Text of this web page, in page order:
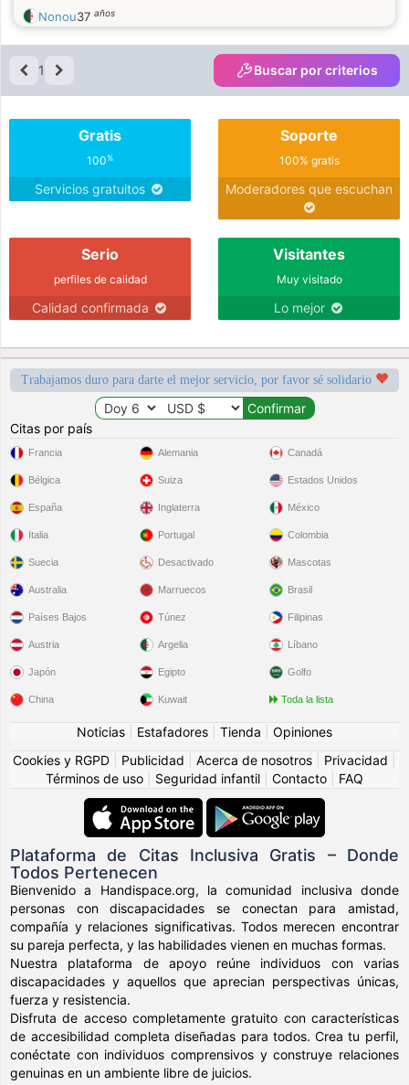
Nonou37 años
1 Buscar por criterios
Gratis
100%
Servicios gratuitos
Soporte
100% gratis
Moderadores que escuchan
Serio
perfiles de calidad
Calidad confirmada
Visitantes
Muy visitado
Lo mejor
Trabajamos duro para darte el mejor servicio, por favor sé solidario
Citas por país
Francia
Bélgica
España
Italia
Suecia
Alemania
Suiza
Inglaterra
Portugal
Desactivado
Canadá
Estados Unidos
México
Colombia
Mascotas
Australia
Países Bajos
Austria
Japón
China
Marruecos
Túnez
Argelia
Egipto
Kuwait
Brasil
Filipinas
Líbano
Golfo
Toda la lista
Noticias Estafadores Tienda
Opiniones
Cookies y RGPD
Publicidad Acerca de nosotros Privacidad
Términos de uso
Seguridad infantil Contacto FAQ
Plataforma de Citas Inclusiva Gratis – Donde
Todos Pertenecen
Bienvenido a Handispace.org, la comunidad inclusiva donde
personas con discapacidades se conectan para amistad,
compañía y relaciones significativas. Todos merecen encontrar
su pareja perfecta, y las habilidades vienen en muchas formas.
Nuestra plataforma de apoyo reúne individuos con varias
discapacidades y aquellos que aprecian perspectivas únicas,
fuerza y resistencia.
Disfruta de acceso completamente gratuito con características
de accesibilidad completa diseñadas para todos. Crea tu perfil,
conéctate con individuos comprensivos y construye relaciones
genuinas en un ambiente libre de juicios.